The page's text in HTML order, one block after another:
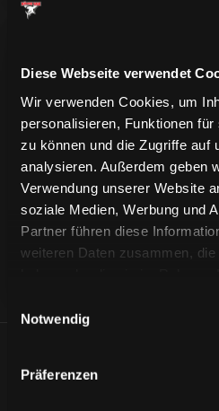
Diese Webseite verwendet
Wir verwenden Cookies, um
personalisieren, Funktionen
zu können und die Zugriffe auf
analysieren. Außerdem geben
Verwendung unserer Website
soziale Medien, Werbung und
Partner führen diese
weiteren Daten zusammen,
Notwendig
Präferenzen
CAPS
CAPS
CAPS
ÄHNLICHE NEWS